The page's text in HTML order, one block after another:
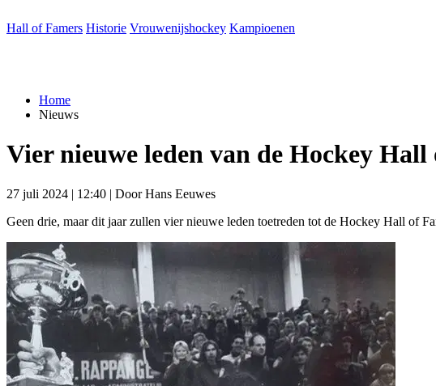
Hall of Famers Historie Vrouwenijshockey Kampioenen
Home
Nieuws
Viernieu­we leden van de Hoc­key Hall
27 juli 2024 | 12:40 | Door Hans Eeuwes
Geen drie, maar dit jaar zullen vier nieuwe leden toetreden tot de Hockey Hall of